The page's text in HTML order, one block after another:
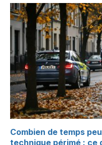
Combien de temps
technique périmé : ce